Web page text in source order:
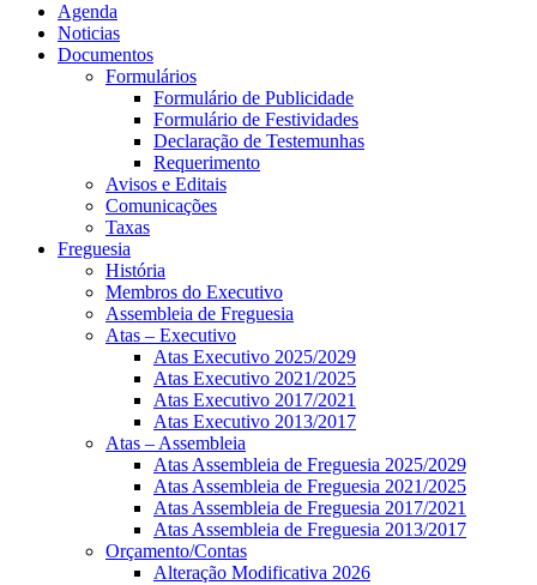
Agenda
Noticias
Documentos
Formulários
Formulário de Publicidade
Formulário de Festividades
Declaração de Testemunhas
Requerimento
Avisos e Editais
Comunicações
Taxas
Freguesia
História
Membros do Executivo
Assembleia de Freguesia
Atas – Executivo
Atas Executivo 2025/2029
Atas Executivo 2021/2025
Atas Executivo 2017/2021
Atas Executivo 2013/2017
Atas – Assembleia
Atas Assembleia de Freguesia 2025/2029
Atas Assembleia de Freguesia 2021/2025
Atas Assembleia de Freguesia 2017/2021
Atas Assembleia de Freguesia 2013/2017
Orçamento/Contas
Alteração Modificativa 2026